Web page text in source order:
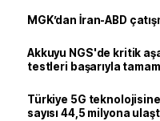
MGK’dan İran-ABD
Akkuyu NGS'de kritik
testleri başarıyla
Türkiye 5G teknolojisine
sayısı 44,5 milyona